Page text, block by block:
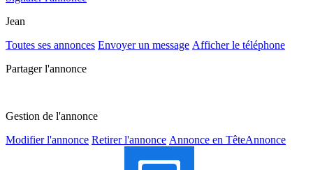
Jean
Toutes ses annonces Envoyer un message Afficher le téléphone
Partager l'annonce
Gestion de l'annonce
Modifier l'annonce Retirer l'annonce Annonce en TêteAnnonce